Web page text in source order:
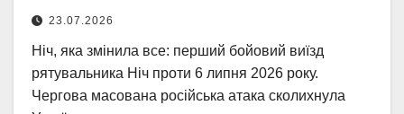
23.07.2026
Ніч, яка змінила все: перший бойовий виїзд
рятувальника Ніч проти 6 липня 2026 року.
Чергова масована російська атака сколихнула